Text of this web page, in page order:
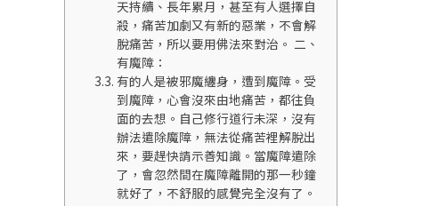
天持續、長年累月，甚至有人選擇自
殺，痛苦加劇又有新的惡業，不會解
脫痛苦，所以要用佛法來對治。 二、
有魔障：
有的人是被邪魔纏身，遭到魔障。受
到魔障，心會沒來由地痛苦，都往負
面的去想。自己修行道行未深，沒有
辦法遣除魔障，無法從痛苦裡解脫出
來，要趕快請示善知識。當魔障遣除
了，會忽然間在魔障離開的那一秒鐘
就好了，不舒服的感覺完全沒有了。